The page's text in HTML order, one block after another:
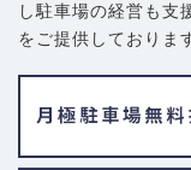
し駐車場の経営も支
をご提供しておりま